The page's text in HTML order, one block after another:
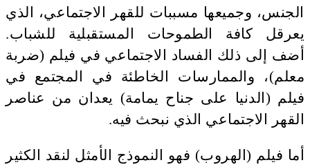
الجنس، وجميعها مسببات للقهر الاجتماعي، الذي
يعرقل كافة الطموحات المستقبلية للشباب.
أضف إلى ذلك الفساد الاجتماعي في فيلم (ضربة
معلم)، والممارسات الخاطئة في المجتمع في
فيلم (الدنيا على جناح يمامة) يعدان من عناصر
القهر الاجتماعي الذي نبحث فيه.
أما فيلم (الهروب) فهو النموذج الأمثل لنقد الكثير